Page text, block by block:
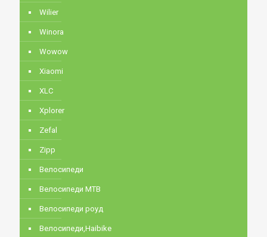
Wilier
Winora
Wowow
Xiaomi
XLC
Xplorer
Zefal
Zipp
Велосипеди
Велосипеди MTB
Велосипеди роуд
Велосипеди,Haibike